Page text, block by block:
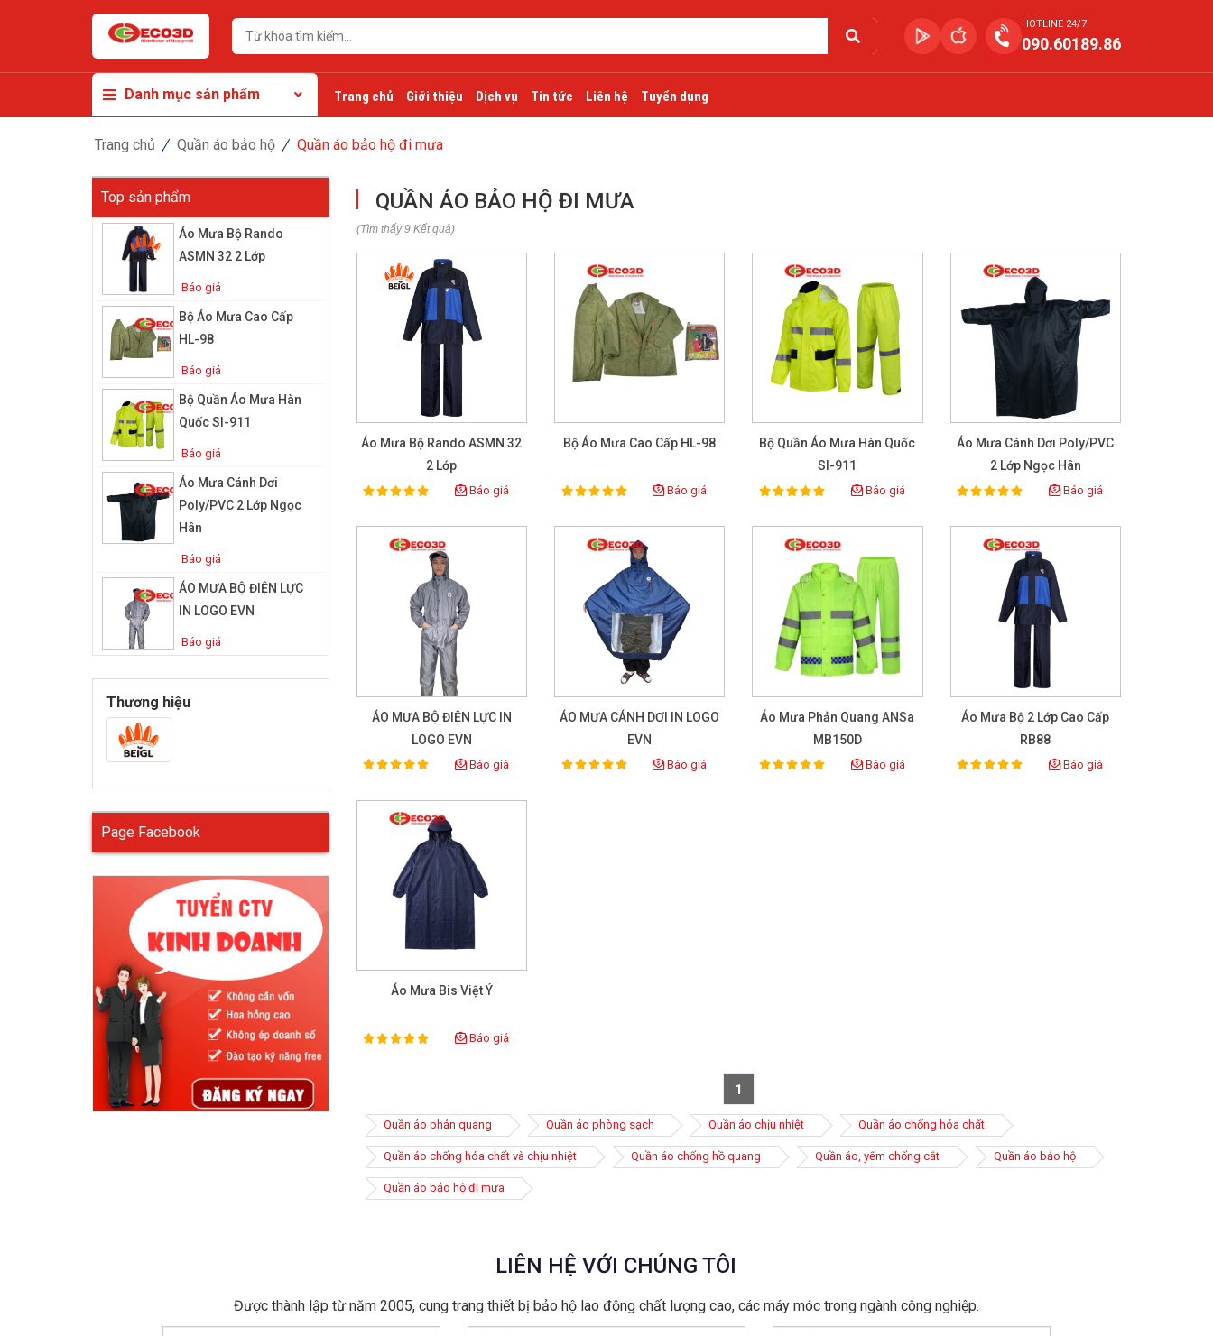
HOTLINE 24/7
090.60189.86
Danh mục sản phẩm Trang chủ Giới thiệu Dịch vụ Tin tức Liên hệ Tuyển dụng
Trang chủ Quần áo bảo hộ Quần áo bảo hộ đi mưa
Top sản phẩm
Áo Mưa Bộ Rando
ASMN 32 2 Lớp
Báo giá
Bộ Áo Mưa Cao Cấp
HL-98
Báo giá
Bộ Quần Áo Mưa Hàn
Quốc SI-911
Báo giá
Áo Mưa Cánh Dơi
Poly/PVC 2 Lớp Ngọc
Hân
Báo giá
ÁO MƯA BỘ ĐIỆN LỰC
IN LOGO EVN
Báo giá
Thương hiệu
Page Facebook
QUẦN ÁO BẢO HỘ ĐI MƯA
(Tìm thấy 9 Kết quả)
Áo Mưa Bộ Rando ASMN 32
2 Lớp
Rating:
100% Báo giá
Bộ Áo Mưa Cao Cấp HL-98
Rating:
100% Báo giá
Bộ Quần Áo Mưa Hàn Quốc
SI-911
Rating:
100% Báo giá
Áo Mưa Cánh Dơi Poly/PVC
2 Lớp Ngọc Hân
Rating:
100% Báo giá
ÁO MƯA BỘ ĐIỆN LỰC IN
LOGO EVN
Rating:
100% Báo giá
ÁO MƯA CÁNH DƠI IN LOGO
EVN
Rating:
100% Báo giá
Áo Mưa Phản Quang ANSa
MB150D
Rating:
100% Báo giá
Áo Mưa Bộ 2 Lớp Cao Cấp
RB88
Rating:
100% Báo giá
Áo Mưa Bis Việt Ý
Rating:
100% Báo giá
1
Quần áo phản quang Quần áo phòng sạch Quần áo chịu nhiệt Quần áo chống hóa chất
Quần áo chống hóa chất và chịu nhiệt Quần áo chống hồ quang Quần áo, yếm chống cắt Quần áo bảo hộ
Quần áo bảo hộ đi mưa
LIÊN HỆ VỚI CHÚNG TÔI
Được thành lập từ năm 2005, cung trang thiết bị bảo hộ lao động chất lượng cao, các máy móc trong ngành công nghiệp.